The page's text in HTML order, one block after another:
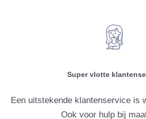
Super vlotte
Een uitstekende klantenservice is
Ook voor hulp bij